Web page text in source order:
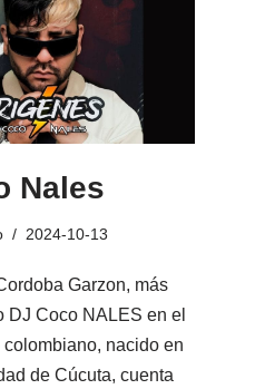
Nales
2024-10-13
Garzon, más
DJ Coco NALES en el
nacido en
de Cúcuta, cuenta